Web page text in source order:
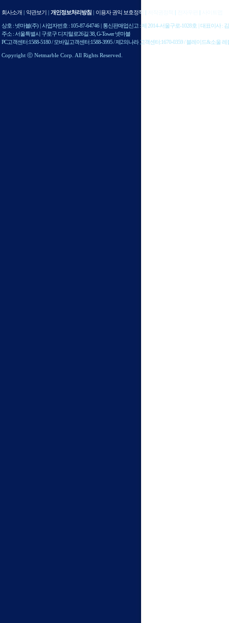
회사소개 | 약관보기 | 개인정보처리방침 | 이용자 권익 보호정책 | | |
상호 : 넷마블(주) |사업자번호 : 105-87-64746 | 통신판매업신고 : 제 2014-서울구로-1028호 |대표이사 :
주소 : 서울특별시 구로구 디지털로26길 38, G-Tower 넷마블
PC고객센터:1588-5180 / 모바일고객센터:1588-3995 / 제2의나라 고객센터:1670-0359 / 블레이드&소울
Copyright ⓒ Netmarble Corp. All Rights Reserved.